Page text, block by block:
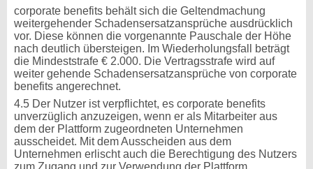
corporate benefits behält sich die Geltendmachung
weitergehender Schadensersatzansprüche ausdrücklich
vor. Diese können die vorgenannte Pauschale der Höhe
nach deutlich übersteigen. Im Wiederholungsfall beträgt
die Mindeststrafe € 2.000. Die Vertragsstrafe wird auf
weiter gehende Schadensersatzansprüche von corporate
benefits angerechnet.
4.5 Der Nutzer ist verpflichtet, es corporate benefits
unverzüglich anzuzeigen, wenn er als Mitarbeiter aus
dem der Plattform zugeordneten Unternehmen
ausscheidet. Mit dem Ausscheiden aus dem
Unternehmen erlischt auch die Berechtigung des Nutzers
zum Zugang und zur Verwendung der Plattform.